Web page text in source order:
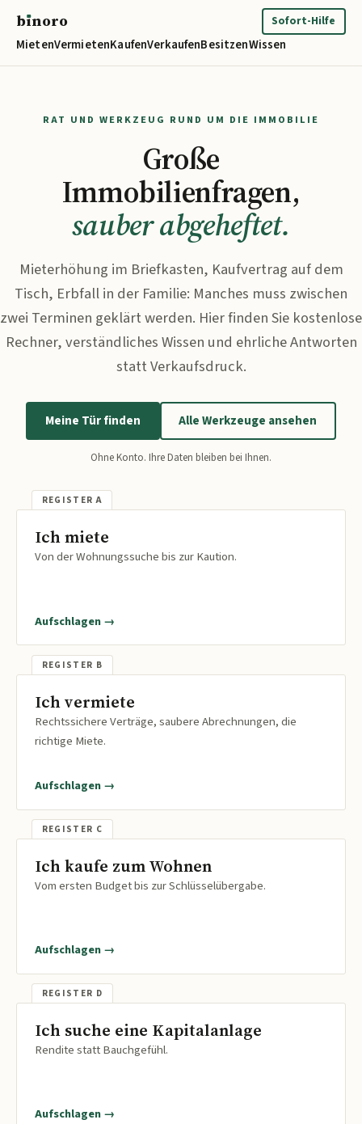
bınoro
MietenVermietenKaufenVerkaufenBesitzenWissen
Sofort-Hilfe
RAT UND WERKZEUG RUND UM DIE IMMOBILIE
Große
Immobilienfragen,
sauber abgeheftet.
Mieterhöhung im Briefkasten, Kaufvertrag auf dem
Tisch, Erbfall in der Familie: Manches muss zwischen
zwei Terminen geklärt werden. Hier finden Sie kostenlose
Rechner, verständliches Wissen und ehrliche Antworten
statt Verkaufsdruck.
Meine Tür finden Alle Werkzeuge ansehen
Ohne Konto. Ihre Daten bleiben bei Ihnen.
Ich miete
Von der Wohnungssuche bis zur Kaution.
Aufschlagen →
Ich vermiete
Rechtssichere Verträge, saubere Abrechnungen, die
richtige Miete.
Aufschlagen →
Ich kaufe zum Wohnen
Vom ersten Budget bis zur Schlüsselübergabe.
Aufschlagen →
Ich suche eine Kapitalanlage
Rendite statt Bauchgefühl.
Aufschlagen →